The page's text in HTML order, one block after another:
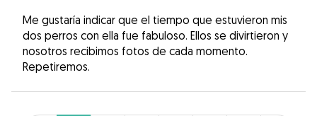
Me gustaría indicar que el tiempo que estuvieron mis
dos perros con ella fue fabuloso. Ellos se divirtieron y
nosotros recibimos fotos de cada momento.
Repetiremos.